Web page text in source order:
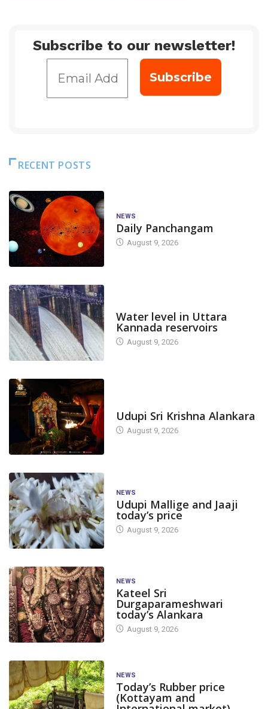
Subscribe to our newsletter!
RECENT POSTS
NEWS
Daily Panchangam
August 9, 2026
Water level in Uttara
Kannada reservoirs
August 9, 2026
Udupi Sri Krishna Alankara
August 9, 2026
NEWS
Udupi Mallige and Jaaji
today’s price
August 9, 2026
NEWS
Kateel Sri
Durgaparameshwari
today’s Alankara
August 9, 2026
NEWS
Today’s Rubber price
(Kottayam and